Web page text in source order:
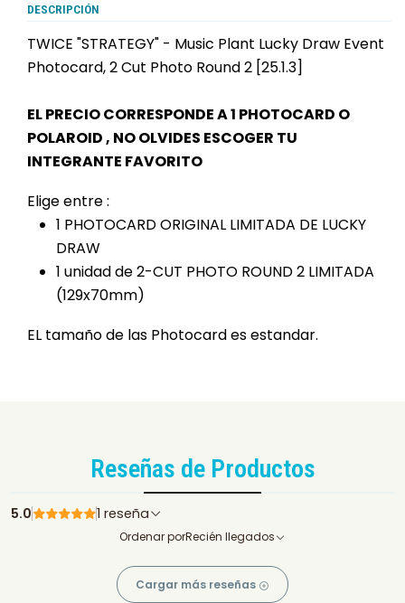
DESCRIPCIÓN
TWICE "STRATEGY" - Music Plant Lucky Draw Event
Photocard, 2 Cut Photo Round 2 [25.1.3]
EL PRECIO CORRESPONDE A 1 PHOTOCARD O
POLAROID , NO OLVIDES ESCOGER TU
INTEGRANTE FAVORITO
Elige entre :
1 PHOTOCARD ORIGINAL LIMITADA DE LUCKY
DRAW
1 unidad de 2-CUT PHOTO ROUND 2 LIMITADA
(129x70mm)
EL tamaño de las Photocard es estandar.
Reseñas de Productos
5.0 1 reseña
Ordenar porRecién llegados
Cargar más reseñas